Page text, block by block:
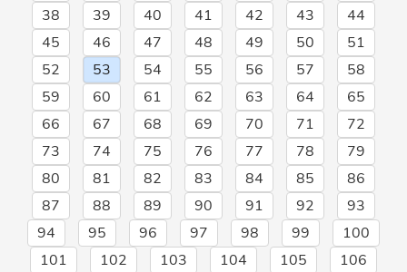
38
39 40 41 42 43
44
45
46 47 48 49 50
51
52
53 54 55 56 57
58
59
60 61 62 63 64
65
66
67 68 69 70 71
72
73
74 75 76 77 78
79
80
81 82 83 84 85
86
87
88 89 90 91 92
93
94
95 96 97 98 99
100
101
102 103 104 105
106